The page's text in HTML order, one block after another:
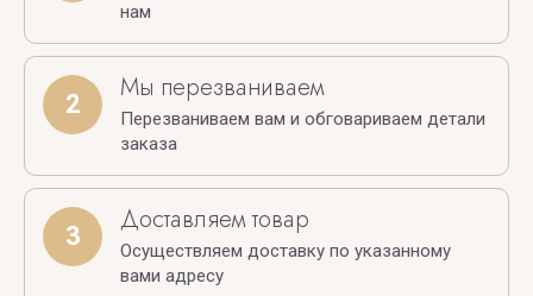
нам
2 Мы перезваниваем
Перезваниваем вам и обговариваем детали
заказа
3 Доставляем товар
Осуществляем доставку по указанному
вами адресу